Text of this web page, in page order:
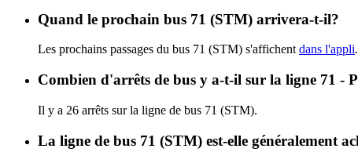
Quand le prochain bus 71 (STM) arrivera-t-il?
Les prochains passages du bus 71 (STM) s'affichent dans l'appli
Combien d'arrêts de bus y a-t-il sur la ligne 71 -
Il y a 26 arrêts sur la ligne de bus 71 (STM).
La ligne de bus 71 (STM) est-elle généralement